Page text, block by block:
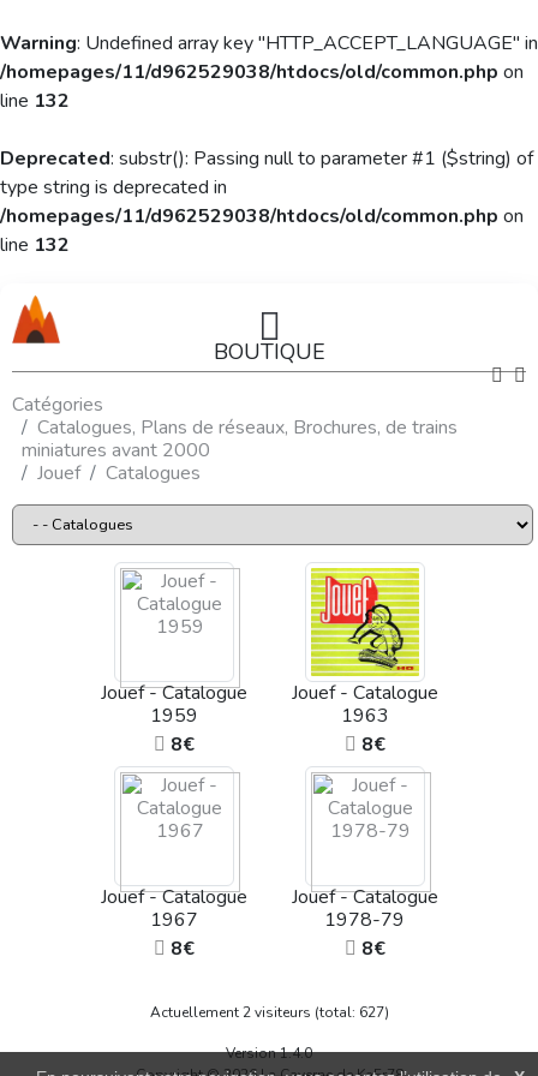
Warning: Undefined array key "HTTP_ACCEPT_LANGUAGE" in
/homepages/11/d962529038/htdocs/old/common.php on
line 132
Deprecated: substr(): Passing null to parameter #1 ($string) of
type string is deprecated in
/homepages/11/d962529038/htdocs/old/common.php on
line 132
BOUTIQUE
Catégories
Catalogues, Plans de réseaux, Brochures, de trains
miniatures avant 2000
Jouef
Catalogues
Jouef - Catalogue
1959
8€
Jouef - Catalogue
1963
8€
Jouef - Catalogue
1967
8€
Jouef - Catalogue
1978-79
8€
Actuellement 2 visiteurs (total: 627)
Version 1.4.0